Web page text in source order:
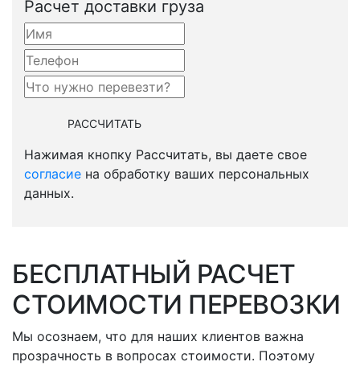
Расчет доставки груза
Нажимая кнопку Рассчитать, вы даете свое
согласие на обработку ваших персональных
данных.
БЕСПЛАТНЫЙ РАСЧЕТ
СТОИМОСТИ ПЕРЕВОЗКИ
Мы осознаем, что для наших клиентов важна
прозрачность в вопросах стоимости. Поэтому